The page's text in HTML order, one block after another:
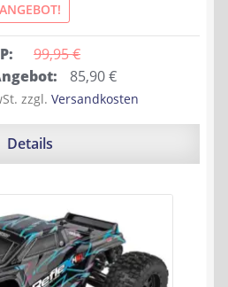
ANGEBOT!
99,95 €
85,90€Aktueller
Preis
ist:
zzgl. Versandkosten
Details